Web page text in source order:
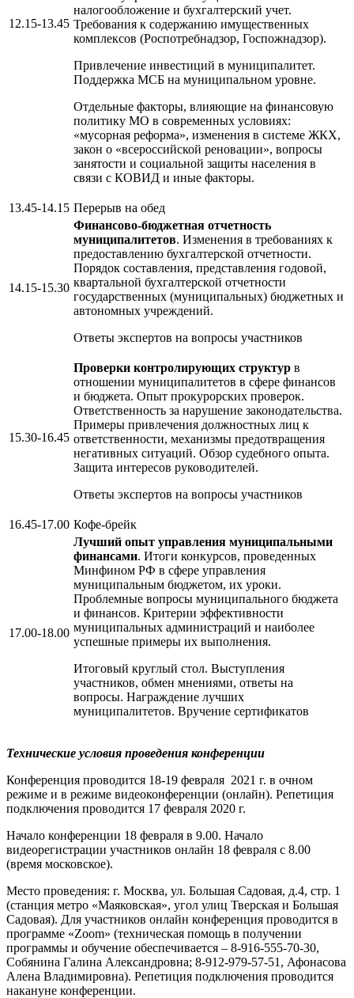
12.15-13.45
налогообложение и бухгалтерский учет.
Требования к содержанию имущественных
комплексов (Роспотребнадзор, Госпожнадзор).
Привлечение инвестиций в муниципалитет.
Поддержка МСБ на муниципальном уровне.
Отдельные факторы, влияющие на финансовую
политику МО в современных условиях:
«мусорная реформа», изменения в системе ЖКХ,
закон о «всероссийской реновации», вопросы
занятости и социальной защиты населения в
связи с КОВИД и иные факторы.
13.45-14.15 Перерыв на обед
14.15-15.30
Финансово-бюджетная отчетность
муниципалитетов. Изменения в требованиях к
предоставлению бухгалтерской отчетности.
Порядок составления, представления годовой,
квартальной бухгалтерской отчетности
государственных (муниципальных) бюджетных и
автономных учреждений.
Ответы экспертов на вопросы участников
15.30-16.45
Проверки контролирующих структур в
отношении муниципалитетов в сфере финансов
и бюджета. Опыт прокурорских проверок.
Ответственность за нарушение законодательства.
Примеры привлечения должностных лиц к
ответственности, механизмы предотвращения
негативных ситуаций. Обзор судебного опыта.
Защита интересов руководителей.
Ответы экспертов на вопросы участников
16.45-17.00 Кофе-брейк
17.00-18.00
Лучший опыт управления муниципальными
финансами. Итоги конкурсов, проведенных
Минфином РФ в сфере управления
муниципальным бюджетом, их уроки.
Проблемные вопросы муниципального бюджета
и финансов. Критерии эффективности
муниципальных администраций и наиболее
успешные примеры их выполнения.
Итоговый круглый стол. Выступления
участников, обмен мнениями, ответы на
вопросы. Награждение лучших
муниципалитетов. Вручение сертификатов
Технические условия проведения конференции
Конференция проводится 18-19 февраля 2021 г. в очном
режиме и в режиме видеоконференции (онлайн). Репетиция
подключения проводится 17 февраля 2020 г.
Начало конференции 18 февраля в 9.00. Начало
видеорегистрации участников онлайн 18 февраля с 8.00
(время московское).
Место проведения: г. Москва, ул. Большая Садовая, д.4, стр. 1
(станция метро «Маяковская», угол улиц Тверская и Большая
Садовая). Для участников онлайн конференция проводится в
программе «Zoom» (техническая помощь в получении
программы и обучение обеспечивается – 8-916-555-70-30,
Собянина Галина Александровна; 8-912-979-57-51, Афонасова
Алена Владимировна). Репетиция подключения проводится
накануне конференции.